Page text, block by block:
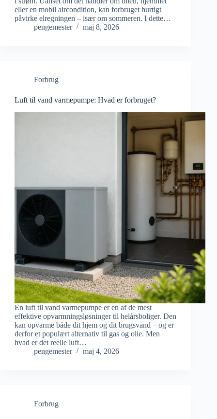
eller en mobil aircondition, kan forbruget hurtigt
påvirke elregningen – især om sommeren. I dette…
pengemester
maj 8, 2026
Forbrug
Luft til vand varmepumpe: Hvad er forbruget?
En luft til vand varmepumpe er en af de mest
effektive opvarmningsløsninger til helårsboliger. Den
kan opvarme både dit hjem og dit brugsvand – og er
derfor et populært alternativ til gas og olie. Men
hvad er det reelle luft…
pengemester
maj 4, 2026
Forbrug